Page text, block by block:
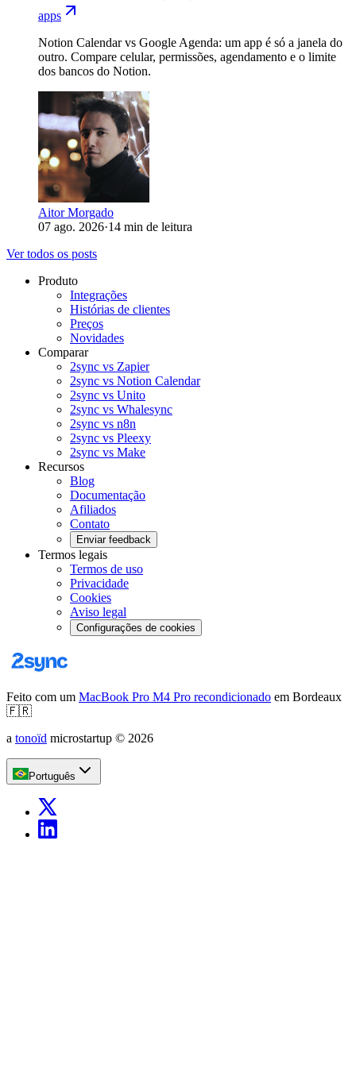
apps
Notion Calendar vs Google Agenda: um app é só a janela do
outro. Compare celular, permissões, agendamento e o limite
dos bancos do Notion.
Aitor Morgado
07 ago. 2026·14 min de leitura
Ver todos os posts
Produto
Integrações
Histórias de clientes
Preços
Novidades
Comparar
2sync vs Zapier
2sync vs Notion Calendar
2sync vs Unito
2sync vs Whalesync
2sync vs n8n
2sync vs Pleexy
2sync vs Make
Recursos
Blog
Documentação
Afiliados
Contato
Enviar feedback
Termos legais
Termos de uso
Privacidade
Cookies
Aviso legal
Configurações de cookies
Feito com um MacBook Pro M4 Pro recondicionado em Bordeaux
🇫🇷
a tonoïd microstartup © 2026
Português